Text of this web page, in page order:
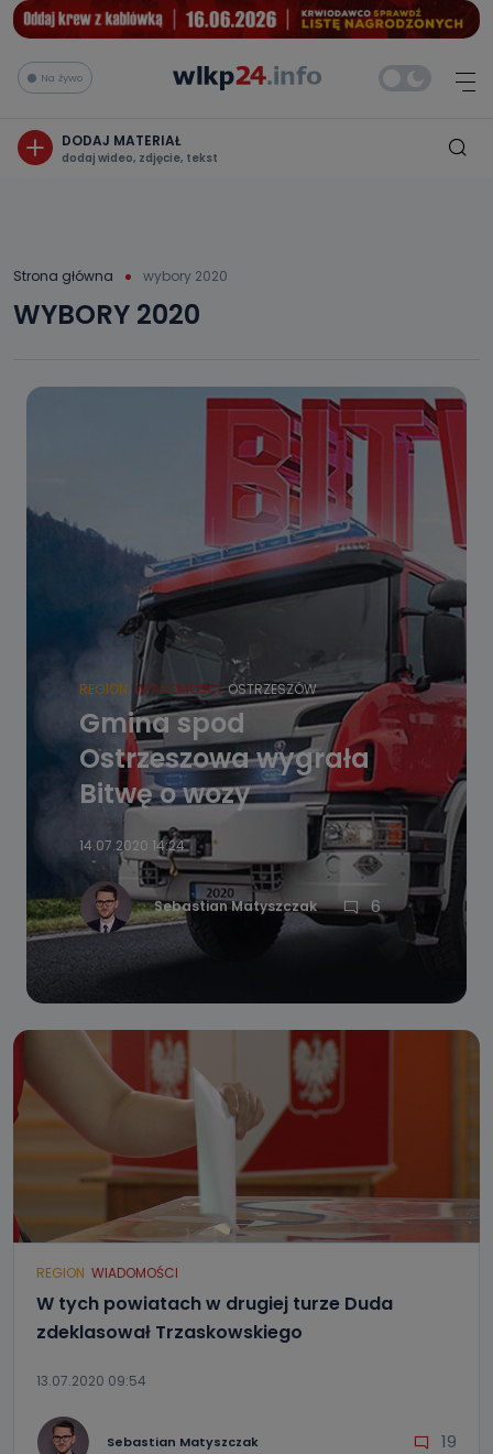
Na żywo
DODAJ MATERIAŁ
dodaj wideo, zdjęcie, tekst
Strona główna wybory 2020
WYBORY 2020
REGION WIADOMOŚCI OSTRZESZÓW
Gmina spod
Ostrzeszowa wygrała
Bitwę o wozy
14.07.2020 14:24
Sebastian Matyszczak 6
REGION WIADOMOŚCI
W tych powiatach w drugiej turze Duda
zdeklasował Trzaskowskiego
13.07.2020 09:54
Sebastian Matyszczak 19